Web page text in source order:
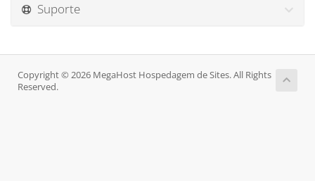
Suporte
Copyright © 2026 MegaHost Hospedagem de Sites. All Rights
Reserved.